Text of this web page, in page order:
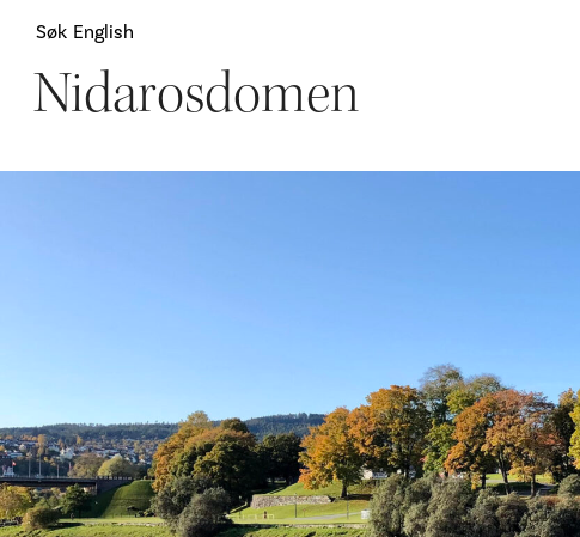
Søk English
Nidarosdomen